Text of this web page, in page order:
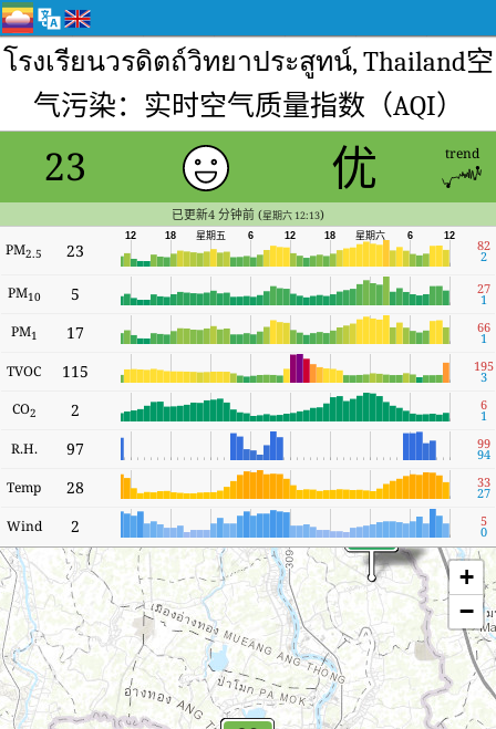
โรงเรียนวรดิตถ์วิทยาประสูทน์, Thailand空
气污染：实时空气质量指数（AQI）
23 优 trend
已更新4 分钟前 (星期六 12:13)
PM2.5 23
12
6
星期六
18
12
6
星期五
18
12
82
2
PM10 5 27
1
PM1 17 66
1
TVOC 115 195
3
CO2 2 6
1
R.H. 97 99
94
Temp 28 33
27
Wind 2 5
0
+
−